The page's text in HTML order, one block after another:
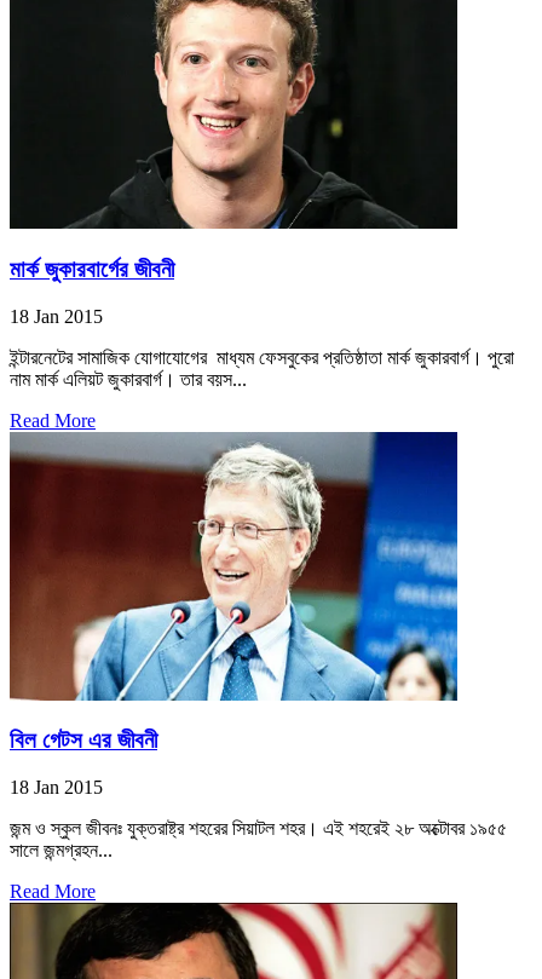
মার্ক জুকারবার্গের জীবনী
18 Jan 2015
ইন্টারনেটের সামাজিক যোগাযোগের মাধ্যম ফেসবুকের প্রতিষ্ঠাতা মার্ক জুকারবার্গ। পুরো
নাম মার্ক এলিয়ট জুকারবার্গ। তার বয়স...
Read More
বিল গেটস এর জীবনী
18 Jan 2015
জন্ম ও স্কুল জীবনঃ যুক্তরাষ্ট্র শহরের সিয়াটল শহর। এই শহরেই ২৮ অক্টোবর ১৯৫৫
সালে জন্মগ্রহন...
Read More